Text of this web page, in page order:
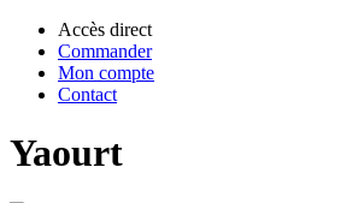
Accès direct
Commander
Mon compte
Contact
Yaourt